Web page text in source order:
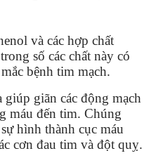
và các hợp chất
số các chất này có
bệnh tim mạch.
giãn các động mạch
máu đến tim. Chúng
hình thành cục máu
cơn đau tim và đột quỵ.